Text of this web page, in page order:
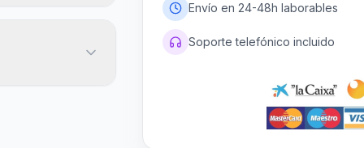
Envío en 24-48h laborables
Soporte telefónico incluido